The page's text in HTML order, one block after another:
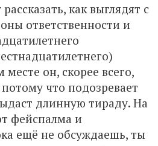
как выглядят с
ответственности и
он, скорее всего,
что подозревает
длинную тираду. На
фейспалма и
ещё не обсуждаешь, ты